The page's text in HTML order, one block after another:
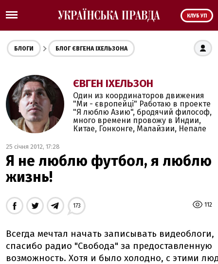
КЛУБ УП
БЛОГИ БЛОГ ЄВГЕНА ІХЕЛЬЗОНА
ЄВГЕН ІХЕЛЬЗОН
Один из координаторов движения
"Ми - європейці" Работаю в проекте
"Я люблю Азию", бродячий философ,
много времени провожу в Индии,
Китае, Гонконге, Малайзии, Непале
25 січня 2012, 17:28
Я не люблю футбол, я люблю
жизнь!
112
173
Всегда мечтал начать записывать видеоблоги,
спасибо радио "Свобода" за предоставленную
возможность. Хотя и было холодно, с этими